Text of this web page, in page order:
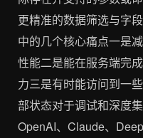
更精准的数据筛选与字
中的几个核心痛点一是
性能二是能在服务端完
力三是有时能访问到一
部状态对于调试和深度
OpenAI、Claude、